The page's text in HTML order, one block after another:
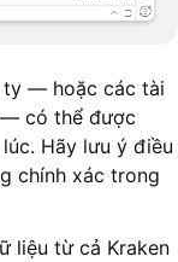
ty — hoặc các tài
— có thể được
Hãy lưu ý điều
chính xác trong
liệu từ cả Kraken